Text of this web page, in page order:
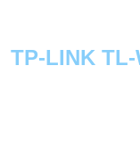
TP-LINK TL-